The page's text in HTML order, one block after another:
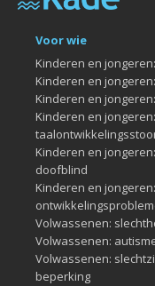
Voor wie
Kinderen en
Kinderen en
Kinderen en
Kinderen en
Kinderen en
doofblind
Kinderen en
Volwassenen:
Volwassenen:
Volwassenen:
beperking